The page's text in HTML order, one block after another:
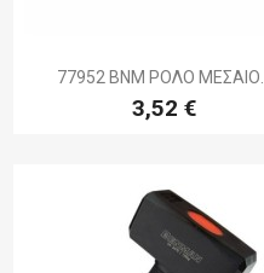
Γρήγορη προβολή
77952 BNM ΡΟΛΟ ΜΕΣΑΙΟ...
3,52 €